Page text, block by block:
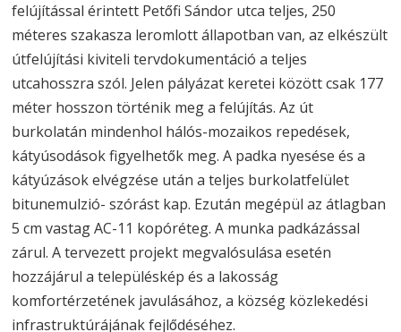
felújítással érintett Petőfi Sándor utca teljes, 250
méteres szakasza leromlott állapotban van, az elkészült
útfelújítási kiviteli tervdokumentáció a teljes
utcahosszra szól. Jelen pályázat keretei között csak 177
méter hosszon történik meg a felújítás. Az út
burkolatán mindenhol hálós-mozaikos repedések,
kátyúsodások figyelhetők meg. A padka nyesése és a
kátyúzások elvégzése után a teljes burkolatfelület
bitunemulzió- szórást kap. Ezután megépül az átlagban
5 cm vastag AC-11 kopóréteg. A munka padkázással
zárul. A tervezett projekt megvalósulása esetén
hozzájárul a településkép és a lakosság
komfortérzetének javulásához, a község közlekedési
infrastruktúrájának fejlődéséhez.